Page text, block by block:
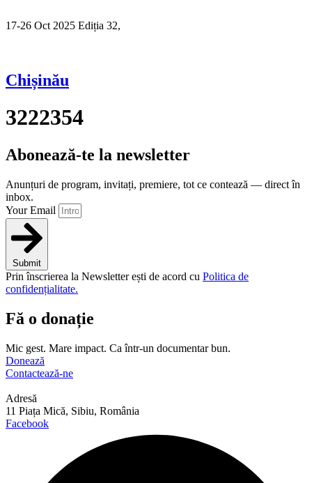
17-26 Oct 2025 Ediția 32,
Chișinău
3222354
Abonează-te la newsletter
Anunțuri de program, invitați, premiere, tot ce contează — direct în
inbox.
Your Email
Submit
Prin înscrierea la Newsletter ești de acord cu Politica de
confidențialitate.
Fă o donație
Mic gest. Mare impact. Ca într-un documentar bun.
Donează
Contactează-ne
Adresă
11 Piața Mică, Sibiu, România
Facebook